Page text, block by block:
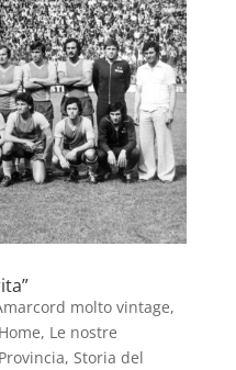
molto vintage,
Home, Le nostre
, Storia del